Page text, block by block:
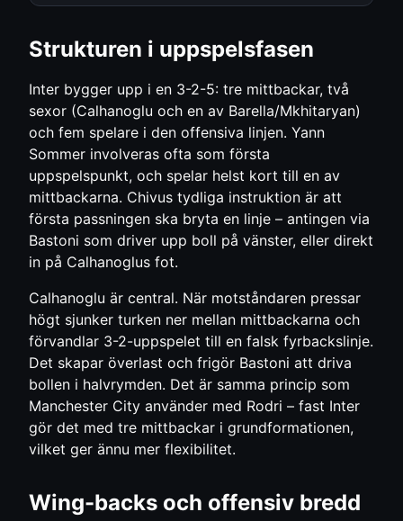
Strukturen i uppspelsfasen
Inter bygger upp i en 3-2-5: tre mittbackar, två
sexor (Calhanoglu och en av Barella/Mkhitaryan)
och fem spelare i den offensiva linjen. Yann
Sommer involveras ofta som första
uppspelspunkt, och spelar helst kort till en av
mittbackarna. Chivus tydliga instruktion är att
första passningen ska bryta en linje – antingen via
Bastoni som driver upp boll på vänster, eller direkt
in på Calhanoglus fot.
Calhanoglu är central. När motståndaren pressar
högt sjunker turken ner mellan mittbackarna och
förvandlar 3-2-uppspelet till en falsk fyrbackslinje.
Det skapar överlast och frigör Bastoni att driva
bollen i halvrymden. Det är samma princip som
Manchester City använder med Rodri – fast Inter
gör det med tre mittbackar i grundformationen,
vilket ger ännu mer flexibilitet.
Wing-backs och offensiv bredd